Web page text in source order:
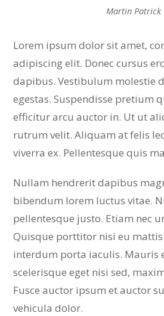
Martin Patrick
Lorem ipsum dolor sit amet,
adipiscing elit. Donec cursus
dapibus. Vestibulum molestie
egestas. Suspendisse pretium
efficitur arcu auctor in. Ut ut
rutrum velit. Aliquam at felis
viverra ex. Pellentesque quis
Nullam hendrerit dapibus
bibendum lorem luctus vitae.
pellentesque justo. Etiam nec
Quisque porttitor nisi eu
interdum porta iaculis. Mauris
scelerisque eget nisi sed,
Fusce auctor ipsum et auctor
vehicula dolor.